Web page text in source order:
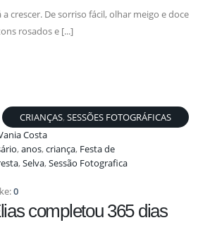
crescer. De sorriso fácil, olhar meigo e doce
rosados e [...]
Costa
CRIANÇAS, SESSÕES FOTOGRÁFICAS
,anos,criança, Festa de
,Selva,Sessão Fotografica
0
completou 365 dias